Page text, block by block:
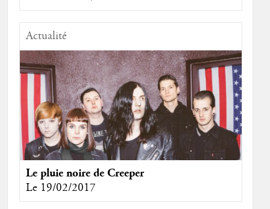
Actualité
Le pluie noire de Creeper
Le 19/02/2017